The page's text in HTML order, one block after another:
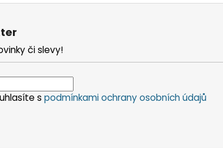
či slevy!
s podmínkami ochrany osobních údajů